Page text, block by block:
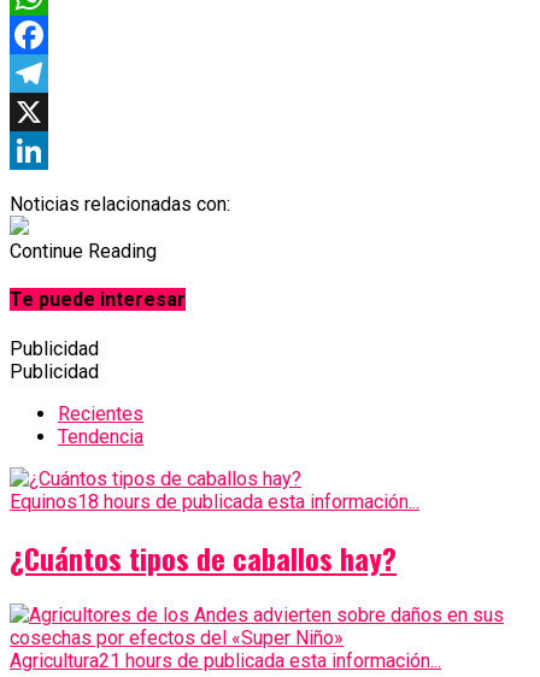
WhatsApp
Facebook
Telegram
X
Noticias relacionadas con:
Continue Reading
Te puede interesar
Publicidad
Publicidad
Recientes
Tendencia
Equinos18 hours de publicada esta información...
¿Cuántos tipos de caballos hay?
Agricultura21 hours de publicada esta información...